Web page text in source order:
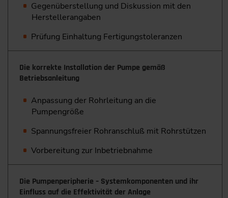
Gegenüberstellung und Diskussion mit den
Herstellerangaben
Prüfung Einhaltung Fertigungstoleranzen
Die korrekte Installation der Pumpe gemäß
Betriebsanleitung
Anpassung der Rohrleitung an die
Pumpengröße
Spannungsfreier Rohranschluß mit Rohrstützen
Vorbereitung zur Inbetriebnahme
Die Pumpenperipherie – Systemkomponenten und ihr
Einfluss auf die Effektivität der Anlage